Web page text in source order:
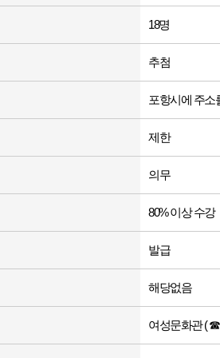
18명
추첨
포항시에 주소
제한
의무
80% 이상 수강
발급
해당없음
여성문화관 ( ☎